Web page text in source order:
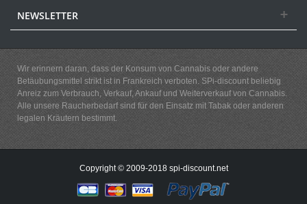
NEWSLETTER
Wir erinnern daran, dass der Konsum von Cannabis oder andere
Betäubungsmittel strikt ist in Frankreich verboten. SPi-discount beliebig
Anreiz zum Verbrauch, Verkauf, Ankauf und Weiterverkauf von Cannabis.
Alle unsere Raucherbedarf sind für den Einsatz mit Tabak oder anderen
legalen Kräutern bestimmt.
Copyright © 2009-2018 spi-discount.net